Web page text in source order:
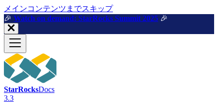
メインコンテンツまでスキップ
🎉️ Watch on demand: StarRocks Summit 2025 🎉️
StarRocksDocs
3.3